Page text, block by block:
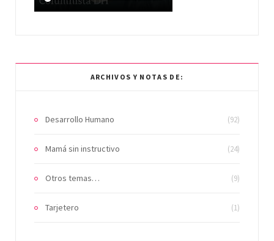
ARCHIVOS Y NOTAS DE:
Desarrollo Humano (92)
Mamá sin instructivo (24)
Otros temas… (9)
Tarjetero (1)